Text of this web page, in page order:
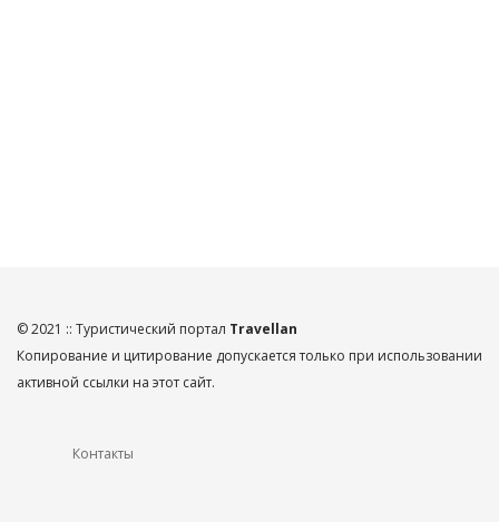
© 2021 :: Туристический портал Travellan
Копирование и цитирование допускается только при использовании
активной ссылки на этот сайт.
Контакты